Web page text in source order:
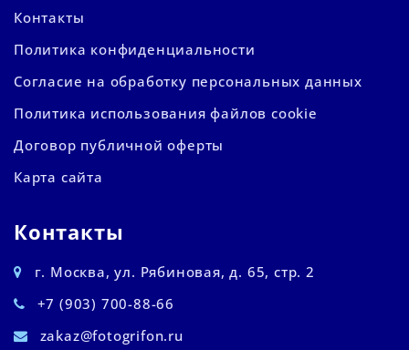
Контакты
Политика конфиденциальности
Согласие на обработку персональных данных
Политика использования файлов cookie
Договор публичной оферты
Карта сайта
Контакты
г. Москва, ул. Рябиновая, д. 65, стр. 2
+7 (903) 700-88-66
zakaz@fotogrifon.ru